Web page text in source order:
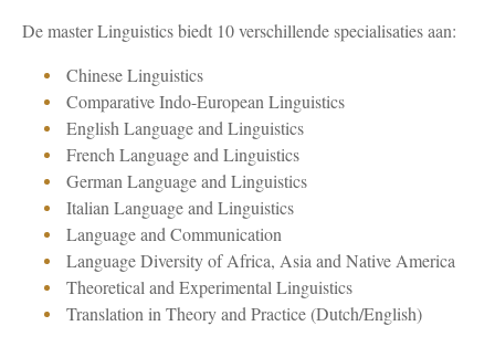
De master Linguistics biedt 10 verschillende specialisaties aan:
Chinese Linguistics
Comparative Indo-European Linguistics
English Language and Linguistics
French Language and Linguistics
German Language and Linguistics
Italian Language and Linguistics
Language and Communication
Language Diversity of Africa, Asia and Native America
Theoretical and Experimental Linguistics
Translation in Theory and Practice (Dutch/English)